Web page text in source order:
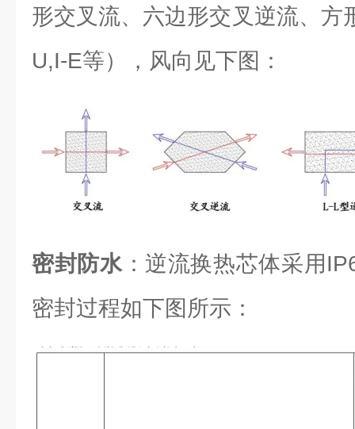
形交叉流、六边形交叉逆流、方
U,I-E等），风向见下图：
密封防水：逆流换热芯体采用
密封过程如下图所示：